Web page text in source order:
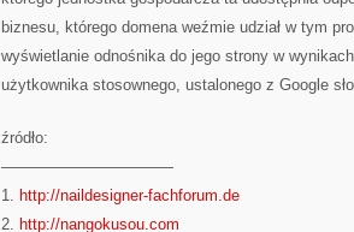
biznesu, którego domena weźmie udział w tym
wyświetlanie odnośnika do jego strony w
użytkownika stosownego, ustalonego z Google
źródło:
———————————
1. http://naildesigner-fachforum.de
2. http://nangokusou.com